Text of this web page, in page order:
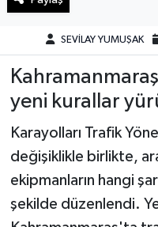
SEVİLAY YUMUŞAK
yeni kurallar
Karayolları Trafik
değişiklikle birlikte,
ekipmanların hangi
şekilde düzenlendi.
Yaşam